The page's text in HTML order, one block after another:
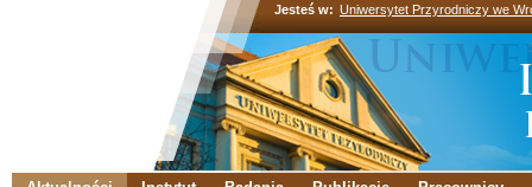
Jesteś w: Uniwersytet Przyrodniczy we